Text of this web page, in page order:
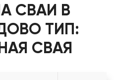
СВАИ В
ТИП:
СВАЯ